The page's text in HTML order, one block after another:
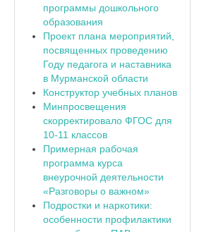
программы дошкольного
образования
Проект плана мероприятий,
посвященных проведению
Году педагога и наставника
в Мурманской области
Конструктор учебных планов
Минпросвещения
скорректировало ФГОС для
10-11 классов
Примерная рабочая
программа курса
внеурочной деятельности
«Разговоры о важном»
Подростки и наркотики:
особенности профилактики